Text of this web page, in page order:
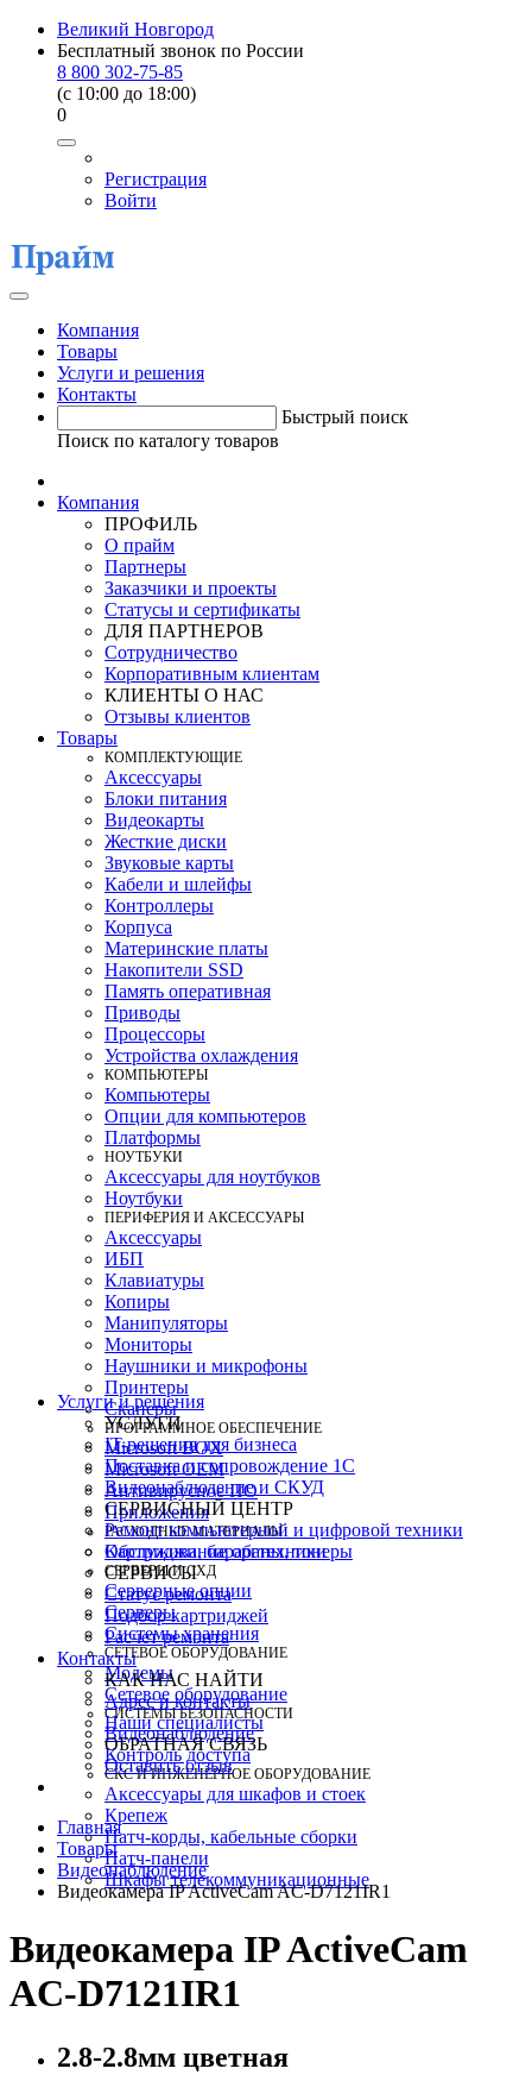
Великий Новгород
Бесплатный звонок по России
8 800 302-75-85
(c 10:00 до 18:00)
0
Регистрация
Войти
Компания
Товары
Услуги и решения
Контакты
Быстрый поиск
Поиск по каталогу товаров
Компания
ПРОФИЛЬ
О прайм
Партнеры
Заказчики и проекты
Статусы и сертификаты
ДЛЯ ПАРТНЕРОВ
Сотрудничество
Корпоративным клиентам
КЛИЕНТЫ О НАС
Отзывы клиентов
Товары
КOМПЛЕКТУЮЩИЕ
Аксессуары
Блоки питания
Видеокарты
Жесткие диски
Звуковые карты
Кабели и шлейфы
Контроллеры
Корпуса
Материнские платы
Накопители SSD
Память оперативная
Приводы
Процессоры
Устройства охлаждения
КОМПЬЮТЕРЫ
Компьютеры
Опции для компьютеров
Платформы
НОУТБУКИ
Аксессуары для ноутбуков
Ноутбуки
ПЕРИФЕРИЯ И АКСЕССУАРЫ
Аксессуары
ИБП
Клавиатуры
Копиры
Манипуляторы
Мониторы
Наушники и микрофоны
Принтеры
Сканеры
ПРОГРАММНОЕ ОБЕСПЕЧЕНИЕ
Microsoft BOX
Microsoft OEM
Антивирусное ПО
Приложения
РАСХОДНЫЕ МАТЕРИАЛЫ
Картриджи, барабаны, тонеры
СЕРВЕРЫ И СХД
Серверные опции
Серверы
Системы хранения
СЕТЕВОЕ ОБОРУДОВАНИЕ
Модемы
Сетевое оборудование
СИСТЕМЫ БЕЗОПАСНОСТИ
Видеонаблюдение
Контроль доступа
СКС И ИНЖЕНЕРНОЕ ОБОРУДОВАНИЕ
Аксессуары для шкафов и стоек
Крепеж
Патч-корды, кабельные сборки
Патч-панели
Шкафы телекоммуникационные
Услуги и решения
УСЛУГИ
IT-решения для бизнеса
Поставка и сопровождение 1C
Видеонаблюдение и СКУД
СЕРВИСНЫЙ ЦЕНТР
Ремонт компьютерной и цифровой техники
Обслуживание оргтехники
СЕРВИСЫ
Статус ремонта
Подбор картриджей
Расчет ремонта
Контакты
КАК НАС НАЙТИ
Адрес и контакты
Наши специалисты
ОБРАТНАЯ СВЯЗЬ
Оставить отзыв
Главная
Товары
Видеонаблюдение
Видеокамера IP ActiveCam AC-D7121IR1
Видеокамера IP ActiveCam
AC-D7121IR1
2.8-2.8мм цветная